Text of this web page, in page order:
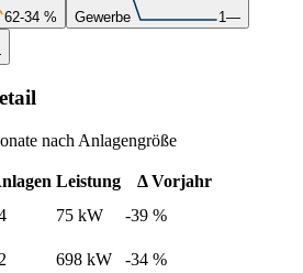
62-34 % Gewerbe 1—
nach Anlagengröße
Leistung
Δ Vorjahr
75 kW
-39 %
698 kW
-34 %